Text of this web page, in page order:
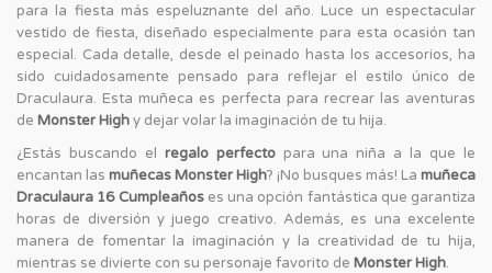
para la fiesta más espeluznante del año. Luce un espectacular
vestido de fiesta, diseñado especialmente para esta ocasión tan
especial. Cada detalle, desde el peinado hasta los accesorios, ha
sido cuidadosamente pensado para reflejar el estilo único de
Draculaura. Esta muñeca es perfecta para recrear las aventuras
de Monster Highy dejar volar la imaginación de tu hija.
¿Estás buscando el regalo perfectopara una niña a la que le
encantan las muñecas Monster High? ¡No busques más! La muñeca
Draculaura 16 Cumpleañoses una opción fantástica que garantiza
horas de diversión y juego creativo. Además, es una excelente
manera de fomentar la imaginación y la creatividad de tu hija,
mientras se divierte con su personaje favorito de Monster High.